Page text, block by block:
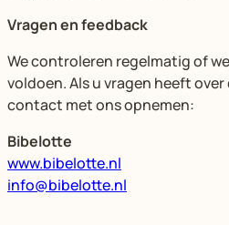
Vragen en feedback
We controleren regelmatig of
voldoen. Als u vragen heeft
contact met ons opnemen:
Bibelotte
www.bibelotte.nl
info@bibelotte.nl